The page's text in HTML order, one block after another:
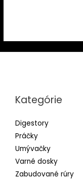
Kategórie
Digestory
Práčky
Umývačky
Varné dosky
Zabudované rúry